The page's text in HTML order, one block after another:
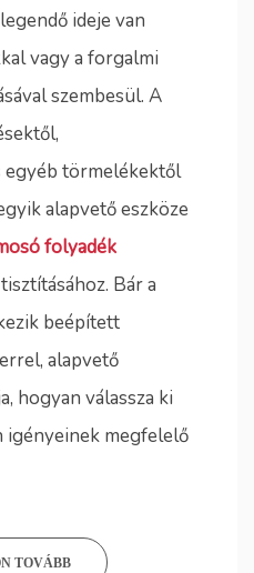
ideje van
vagy a forgalmi
szembesül. A
egyéb törmelékektől
alapvető eszköze
folyadék
Bár a
beépített
alapvető
hogyan válassza ki
igényeinek megfelelő
TOVÁBB